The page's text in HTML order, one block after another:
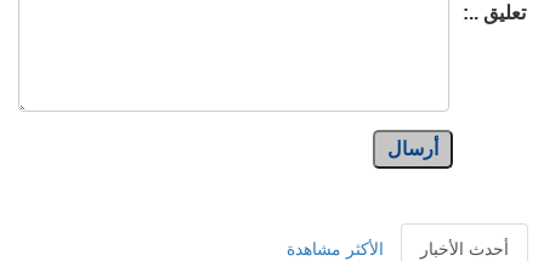
تعليق ..:
أرسال
أحدث الأخبار الأكثر مشاهدة